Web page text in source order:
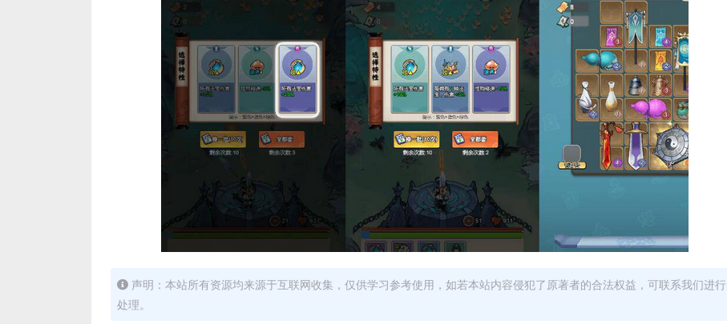
声明：本站所有资源均来源于互联网收集，仅供学习参考使用，如若本站内容侵犯了原著者的合法权益，可联系我们进行
处理。